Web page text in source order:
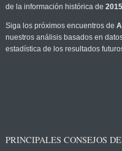
de la información histórica de 2015
Siga los próximos encuentros de
nuestros análisis basados en
estadística de los resultados
PRINCIPALES CONSEJOS